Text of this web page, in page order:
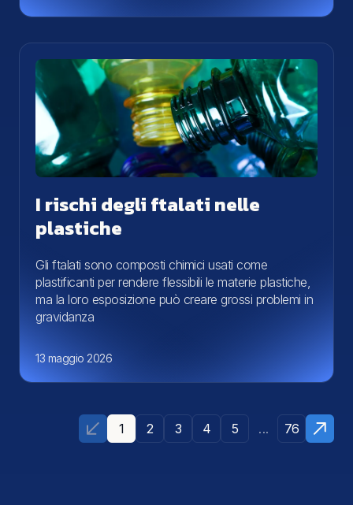
I rischi degli ftalati nelle
plastiche
Gli ftalati sono composti chimici usati come
plastificanti per rendere flessibili le materie plastiche,
ma la loro esposizione può creare grossi problemi in
gravidanza
13 maggio 2026
1 2 3 4 5 ... 76